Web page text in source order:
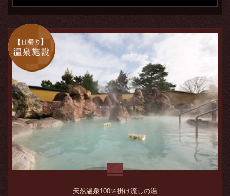
天然温泉100％掛け流しの湯